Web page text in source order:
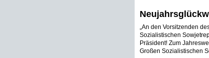
„An den Vorsitzenden
Sozialistischen
Präsident! Zum
Großen Sozialistischen